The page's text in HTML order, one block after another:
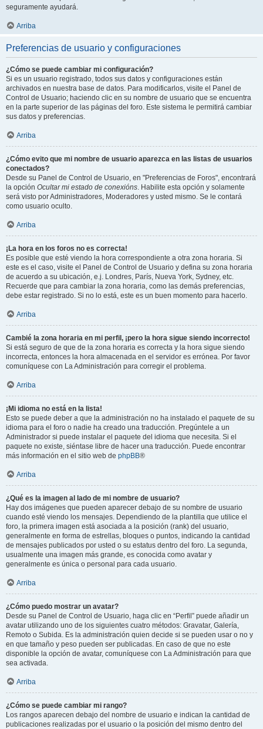
seguramente ayudará.
Arriba
Preferencias de usuario y configuraciones
¿Cómo se puede cambiar mi configuración?
Si es un usuario registrado, todos sus datos y configuraciones están
archivados en nuestra base de datos. Para modificarlos, visite el Panel de
Control de Usuario; haciendo clic en su nombre de usuario que se encuentra
en la parte superior de las páginas del foro. Este sistema le permitirá cambiar
sus datos y preferencias.
Arriba
¿Cómo evito que mi nombre de usuario aparezca en las listas de usuarios
conectados?
Desde su Panel de Control de Usuario, en "Preferencias de Foros", encontrará
la opción Ocultar mi estado de conexións. Habilite esta opción y solamente
será visto por Administradores, Moderadores y usted mismo. Se le contará
como usuario oculto.
Arriba
¡La hora en los foros no es correcta!
Es posible que esté viendo la hora correspondiente a otra zona horaria. Si
este es el caso, visite el Panel de Control de Usuario y defina su zona horaria
de acuerdo a su ubicación, e.j. Londres, París, Nueva York, Sydney, etc.
Recuerde que para cambiar la zona horaria, como las demás preferencias,
debe estar registrado. Si no lo está, este es un buen momento para hacerlo.
Arriba
Cambié la zona horaria en mi perfil, ¡pero la hora sigue siendo incorrecto!
Si está seguro de que de la zona horaria es correcta y la hora sigue siendo
incorrecta, entonces la hora almacenada en el servidor es errónea. Por favor
comuníquese con La Administración para corregir el problema.
Arriba
¡Mi idioma no está en la lista!
Esto se puede deber a que la administración no ha instalado el paquete de su
idioma para el foro o nadie ha creado una traducción. Pregúntele a un
Administrador si puede instalar el paquete del idioma que necesita. Si el
paquete no existe, siéntase libre de hacer una traducción. Puede encontrar
más información en el sitio web de phpBB®
Arriba
¿Qué es la imagen al lado de mi nombre de usuario?
Hay dos imágenes que pueden aparecer debajo de su nombre de usuario
cuando esté viendo los mensajes. Dependiendo de la plantilla que utilice el
foro, la primera imagen está asociada a la posición (rank) del usuario,
generalmente en forma de estrellas, bloques o puntos, indicando la cantidad
de mensajes publicados por usted o su estatus dentro del foro. La segunda,
usualmente una imagen más grande, es conocida como avatar y
generalmente es única o personal para cada usuario.
Arriba
¿Cómo puedo mostrar un avatar?
Desde su Panel de Control de Usuario, haga clic en “Perfil” puede añadir un
avatar utilizando uno de los siguientes cuatro métodos: Gravatar, Galería,
Remoto o Subida. Es la administración quien decide si se pueden usar o no y
en que tamaño y peso pueden ser publicadas. En caso de que no este
disponible la opción de avatar, comuníquese con La Administración para que
sea activada.
Arriba
¿Cómo se puede cambiar mi rango?
Los rangos aparecen debajo del nombre de usuario e indican la cantidad de
publicaciones realizadas por el usuario o la posición del mismo dentro del